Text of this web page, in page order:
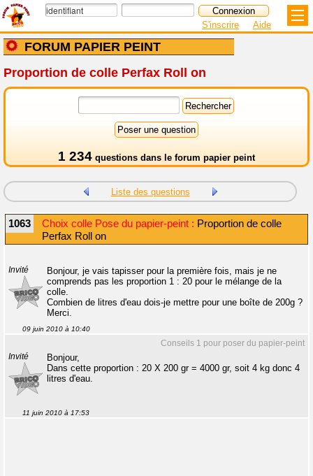
FORUM PAPIER PEINT
S'inscrire Aide
Proportion de colle Perfax Roll on
1 234 questions dans le forum papier peint
Liste des questions
1063 Choix colle Pose du papier-peint : Proportion de colle
Perfax Roll on
Invité
Bonjour, je vais tapisser pour la première fois, mais je ne
comprends pas les proportion 1 : 20 pour le mélange de la
colle.
Combien de litres d'eau dois-je mettre pour une boîte de 200g ?
Merci.
09 juin 2010 à 10:40
Conseils 1 pour poser du papier-peint
Invité
Bonjour,
Dans cette proportion : 20 X 200 gr = 4000 gr, soit 4 kg donc 4
litres d'eau.
11 juin 2010 à 17:53